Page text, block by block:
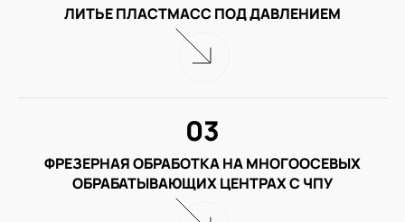
ЛИТЬЕ ПЛАСТМАСС ПОД ДАВЛЕНИЕМ
ФРЕЗЕРНАЯ ОБРАБОТКА НА МНОГООСЕВЫХ
ОБРАБАТЫВАЮЩИХ ЦЕНТРАХ С ЧПУ
03